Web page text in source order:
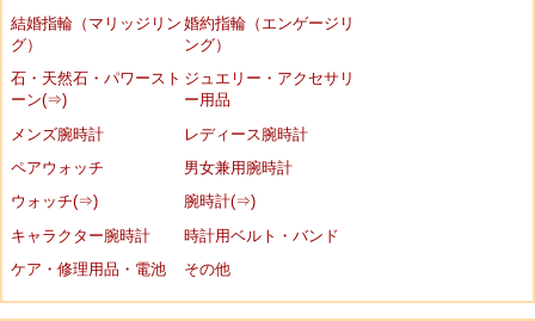
結婚指輪（マリッジリン
グ）
婚約指輪（エンゲージリ
ング）
石・天然石・パワースト
ーン(⇒)
ジュエリー・アクセサリ
ー用品
メンズ腕時計
レディース腕時計
ペアウォッチ
男女兼用腕時計
ウォッチ(⇒)
腕時計(⇒)
キャラクター腕時計
時計用ベルト・バンド
ケア・修理用品・電池
その他